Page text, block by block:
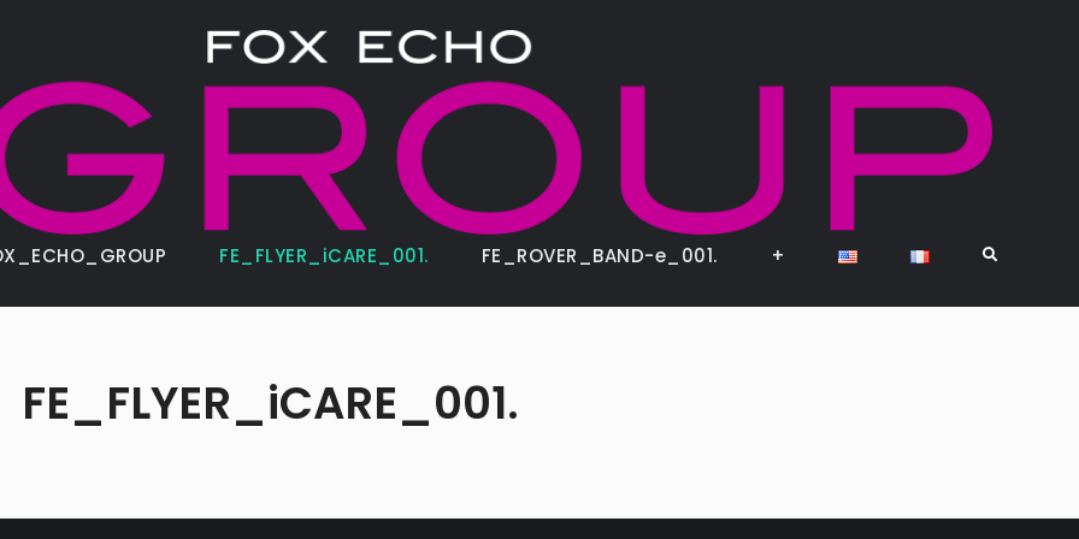
FE_FLYER_iCARE_001. FE_ROVER_BAND-e_001. + Search
FE_FLYER_iCARE_001.